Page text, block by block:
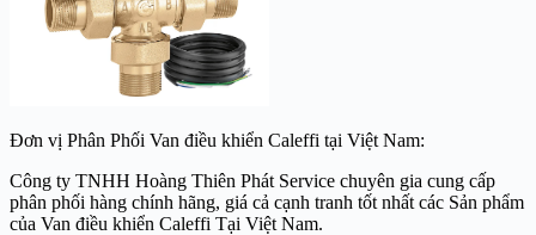
Đơn vị Phân Phối Van điều khiển Caleffi tại Việt Nam:
Công ty TNHH Hoàng Thiên Phát Service chuyên gia cung cấp
phân phối hàng chính hãng, giá cả cạnh tranh tốt nhất các Sản phẩm
của Van điều khiển Caleffi Tại Việt Nam.